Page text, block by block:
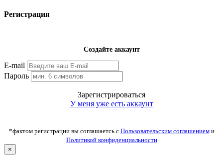
Регистрация
Создайте аккаунт
E-mail
Пароль
Зарегистрироваться
У меня уже есть аккаунт
*фактом регистрации вы соглашаетсь с Пользовательским соглашениеми
Политикой конфиденциальности
×